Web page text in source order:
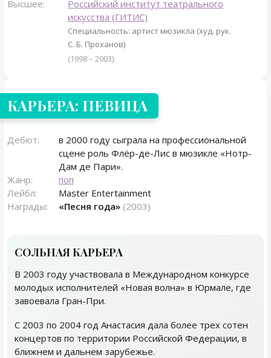
Высшее:
Российский институт театрального
искусства (ГИТИС)
Специальность: артист мюзикла (худ. рук.
С. Б. Проханов)
(1998 – 2003)
КАРЬЕРА: ПЕВИЦА
Дебют:
в 2000 году сыграла на профессиональной
сцене роль Флёр-де-Лис в мюзикле «Нотр-
Дам де Пари».
Жанр:
поп
Лейбл:
Master Entertainment
Награды:
«Песня года» (2003)
СОЛЬНАЯ КАРЬЕРА
В 2003 году участвовала в Международном конкурсе
молодых исполнителей «Новая волна» в Юрмале, где
завоевала Гран-При.
С 2003 по 2004 год Анастасия дала более трех сотен
концертов по территории Российской Федерации, в
ближнем и дальнем зарубежье.